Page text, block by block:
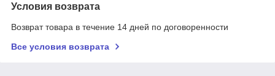
Условия возврата
Возврат товара в течение 14 дней по договоренности
Все условия возврата